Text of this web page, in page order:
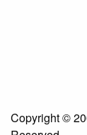
Copyright ©